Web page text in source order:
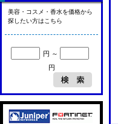
美容・コスメ・香水を価格から
探したい方はこちら
円 ～
円